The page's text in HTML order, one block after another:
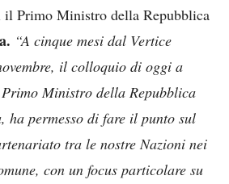
il Primo Ministro della Repubblica
“A cinque mesi dal Vertice
il colloquio di oggi a
Ministro della Repubblica
ha permesso di fare il punto sul
tra le nostre Nazioni nei
con un focus particolare su